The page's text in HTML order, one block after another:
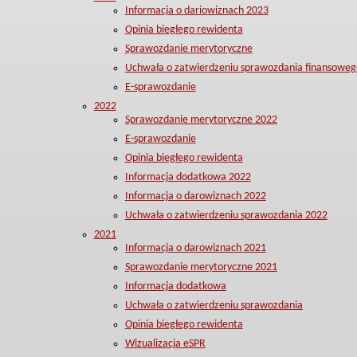
Informacja o dariowiznach 2023
Opinia biegłego rewidenta
Sprawozdanie merytoryczne
Uchwała o zatwierdzeniu sprawozdania
E-sprawozdanie
2022
Sprawozdanie merytoryczne 2022
E-sprawozdanie
Opinia biegłego rewidenta
Informacja dodatkowa 2022
Informacja o darowiznach 2022
Uchwała o zatwierdzeniu sprawozdania 2022
2021
Informacja o darowiznach 2021
Sprawozdanie merytoryczne 2021
Informacja dodatkowa
Uchwała o zatwierdzeniu sprawozdania
Opinia biegłego rewidenta
Wizualizacja eSPR